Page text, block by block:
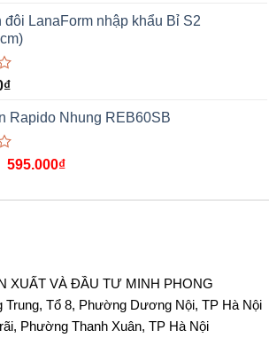
LanaForm nhập khẩu Bỉ S2
₫
Rapido Nhung REB60SB
595.000₫
XUẤT VÀ ĐẦU TƯ MINH PHONG
Trung, Tổ 8, Phường Dương Nội, TP Hà Nội
Phường Thanh Xuân, TP Hà Nội